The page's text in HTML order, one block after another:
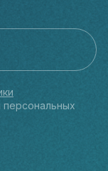
персональных